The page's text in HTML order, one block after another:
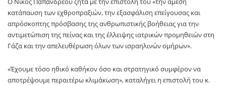
κατάπαυση των εχθροπραξιών, την εξασφάλιση επείγουσας και
απρόσκοπτης πρόσβασης της ανθρωπιστικής βοήθειας για την
αντιμετώπιση της πείνας και της έλλειψης ιατρικών προμηθειών στη
Γάζα και την απελευθέρωση όλων των ισραηλινών ομήρων».
«Έχουμε τόσο ηθικό καθήκον όσο και στρατηγικό συμφέρον να
αποτρέψουμε περαιτέρω κλιμάκωση», καταλήγει η επιστολή του κ.